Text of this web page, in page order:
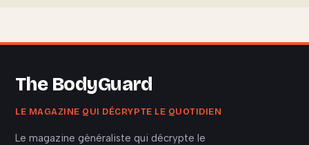
The BodyGuard
LE MAGAZINE QUI DÉCRYPTE LE QUOTIDIEN
Le magazine généraliste qui décrypte le